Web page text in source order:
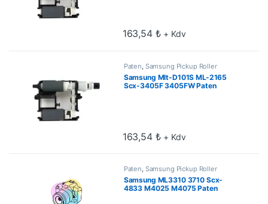
163,54 ₺ + Kdv
Paten Samsung Pickup Roller
Samsung Mlt-D101S ML-2165
Scx-3405F 3405FW Paten
163,54 ₺ + Kdv
Paten, Samsung Pickup Roller
Samsung ML3310 3710 Scx-
4833 M4025 M4075 Paten